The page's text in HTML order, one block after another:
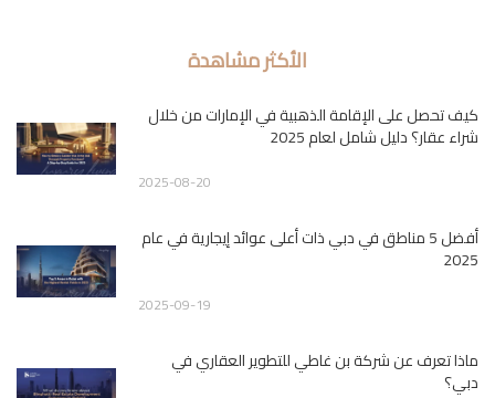
الأكثر مشاهدة
كيف تحصل على الإقامة الذهبية في الإمارات من خلال
شراء عقار؟ دليل شامل لعام 2025
2025-08-20
أفضل 5 مناطق في دبي ذات أعلى عوائد إيجارية في عام
2025
2025-09-19
ماذا تعرف عن شركة بن غاطي للتطوير العقاري في
دبي؟